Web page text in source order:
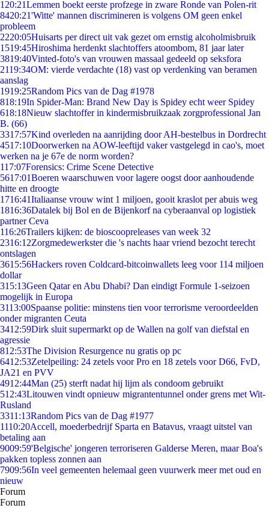
1 20:21Lemmen boekt eerste profzege in zware Ronde van Polen-rit
8420:21'Witte' mannen discrimineren is volgens OM geen enkel
probleem
2220:05Huisarts per direct uit vak gezet om ernstig alcoholmisbruik
1519:45Hiroshima herdenkt slachtoffers atoombom, 81 jaar later
3819:40Vinted-foto's van vrouwen massaal gedeeld op seksfora
2119:34OM: vierde verdachte (18) vast op verdenking van beramen
aanslag
1919:25Random Pics van de Dag #1978
818:19In Spider-Man: Brand New Day is Spidey echt weer Spidey
618:18Nieuw slachtoffer in kindermisbruikzaak zorgprofessional Jan
B. (66)
3317:57Kind overleden na aanrijding door AH-bestelbus in Dordrecht
4517:10Doorwerken na AOW-leeftijd vaker vastgelegd in cao's, moet
werken na je 67e de norm worden?
117:07Forensics: Crime Scene Detective
5617:01Boeren waarschuwen voor lagere oogst door aanhoudende
hitte en droogte
1716:41Italiaanse vrouw wint 1 miljoen, gooit kraslot per abuis weg
1816:36Datalek bij Bol en de Bijenkorf na cyberaanval op logistiek
partner Ceva
116:26Trailers kijken: de bioscoopreleases van week 32
2316:12Zorgmedewerkster die 's nachts haar vriend bezocht terecht
ontslagen
3615:56Hackers roven Coldcard-bitcoinwallets leeg voor 114 miljoen
dollar
315:13Geen Qatar en Abu Dhabi? Dan eindigt Formule 1-seizoen
mogelijk in Europa
3113:00Spaanse politie: minstens tien voor terrorisme veroordeelden
onder migranten Ceuta
3412:59Dirk sluit supermarkt op de Wallen na golf van diefstal en
agressie
812:53The Division Resurgence nu gratis op pc
6412:53Zetelpeiling: 24 zetels voor Pro en 18 zetels voor D66, FvD,
JA21 en PVV
4912:44Man (25) sterft nadat hij lijm als condoom gebruikt
512:43Litouwen vindt opnieuw migrantentunnel onder grens met Wit-
Rusland
3311:13Random Pics van de Dag #1977
1110:20Accell, moederbedrijf Sparta en Batavus, vraagt uitstel van
betaling aan
9009:59'Belgische' jongeren terroriseren Galderse Meren, maar Boa's
pakken topless zonnen aan
7909:56In veel gemeenten helemaal geen vuurwerk meer met oud en
nieuw
Forum
Forum